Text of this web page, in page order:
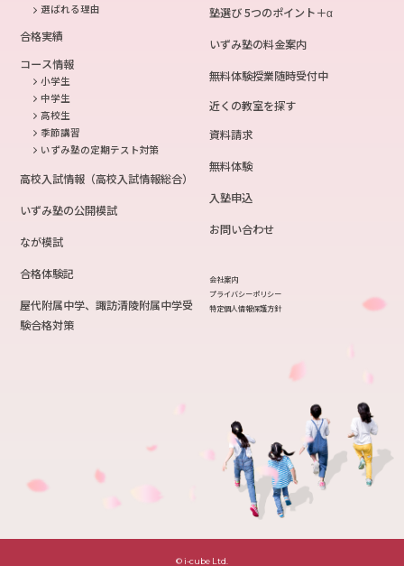
選ばれる理由
合格実績
コース情報
小学生
中学生
高校生
季節講習
いずみ塾の定期テスト対策
高校入試情報（高校入試情報総合）
いずみ塾の公開模試
なが模試
合格体験記
屋代附属中学、諏訪清陵附属中学受
験合格対策
塾選び 5つのポイント＋α
いずみ塾の料金案内
無料体験授業随時受付中
近くの教室を探す
資料請求
無料体験
入塾申込
お問い合わせ
会社案内
プライバシーポリシー
特定個人情報保護方針
© i-cube Ltd.